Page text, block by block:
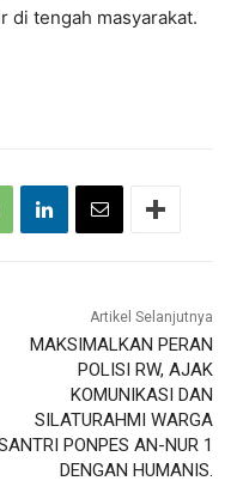
di tengah masyarakat.
Artikel Selanjutnya
MAKSIMALKAN PERAN
POLISI RW, AJAK
KOMUNIKASI DAN
SILATURAHMI WARGA
PONPES AN-NUR 1
DENGAN HUMANIS.